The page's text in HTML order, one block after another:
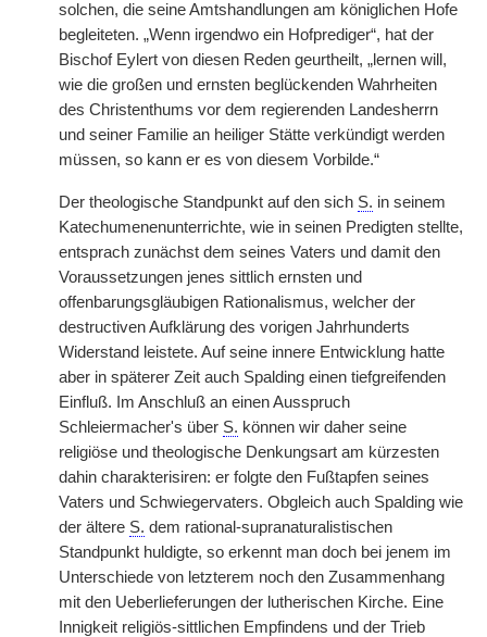
solchen, die seine Amtshandlungen am königlichen Hofe
begleiteten. „Wenn irgendwo ein Hofprediger“, hat der
Bischof Eylert von diesen Reden geurtheilt, „lernen will,
wie die großen und ernsten beglückenden Wahrheiten
des Christenthums vor dem regierenden Landesherrn
und seiner Familie an heiliger Stätte verkündigt werden
müssen, so kann er es von diesem Vorbilde.“
Der theologische Standpunkt auf den sich S. in seinem
Katechumenenunterrichte, wie in seinen Predigten stellte,
entsprach zunächst dem seines Vaters und damit den
Voraussetzungen jenes sittlich ernsten und
offenbarungsgläubigen Rationalismus, welcher der
destructiven Aufklärung des vorigen Jahrhunderts
Widerstand leistete. Auf seine innere Entwicklung hatte
aber in späterer Zeit auch Spalding einen tiefgreifenden
Einfluß. Im Anschluß an einen Ausspruch
Schleiermacher's über S. können wir daher seine
religiöse und theologische Denkungsart am kürzesten
dahin charakterisiren: er folgte den Fußtapfen seines
Vaters und Schwiegervaters. Obgleich auch Spalding wie
der ältere S. dem rational-supranaturalistischen
Standpunkt huldigte, so erkennt man doch bei jenem im
Unterschiede von letzterem noch den Zusammenhang
mit den Ueberlieferungen der lutherischen Kirche. Eine
Innigkeit religiös-sittlichen Empfindens und der Trieb